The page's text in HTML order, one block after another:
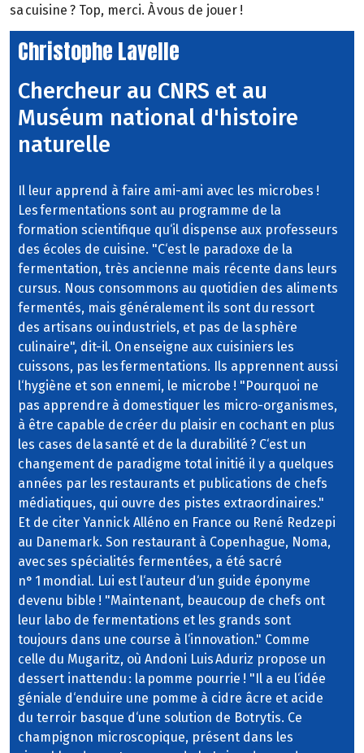
sa cuisine ? Top, merci. À vous de jouer !
Christophe Lavelle
Chercheur au CNRS et au
Muséum national d'histoire
naturelle
Il leur apprend à faire ami-ami avec les microbes !
Les fermentations sont au programme de la
formation scientifique qu‘il dispense aux professeurs
des écoles de cuisine. "C‘est le paradoxe de la
fermentation, très ancienne mais récente dans leurs
cursus. Nous consommons au quotidien des aliments
fermentés, mais généralement ils sont du ressort
des artisans ou industriels, et pas de la sphère
culinaire", dit-il. On enseigne aux cuisiniers les
cuissons, pas les fermentations. Ils apprennent aussi
l‘hygiène et son ennemi, le microbe ! "Pourquoi ne
pas apprendre à domestiquer les micro-organismes,
à être capable de créer du plaisir en cochant en plus
les cases de la santé et de la durabilité ? C‘est un
changement de paradigme total initié il y a quelques
années par les restaurants et publications de chefs
médiatiques, qui ouvre des pistes extraordinaires."
Et de citer Yannick Alléno en France ou René Redzepi
au Danemark. Son restaurant à Copenhague, Noma,
avec ses spécialités fermentées, a été sacré
n° 1 mondial. Lui est l‘auteur d‘un guide éponyme
devenu bible ! "Maintenant, beaucoup de chefs ont
leur labo de fermentations et les grands sont
toujours dans une course à l‘innovation." Comme
celle du Mugaritz, où Andoni Luis Aduriz propose un
dessert inattendu : la pomme pourrie ! "Il a eu l‘idée
géniale d‘enduire une pomme à cidre âcre et acide
du terroir basque d‘une solution de Botrytis. Ce
champignon microscopique, présent dans les